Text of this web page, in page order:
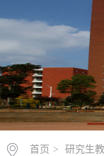
首页 > 研究生